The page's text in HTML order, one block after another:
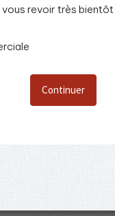
revoir très bientôt
Continuer